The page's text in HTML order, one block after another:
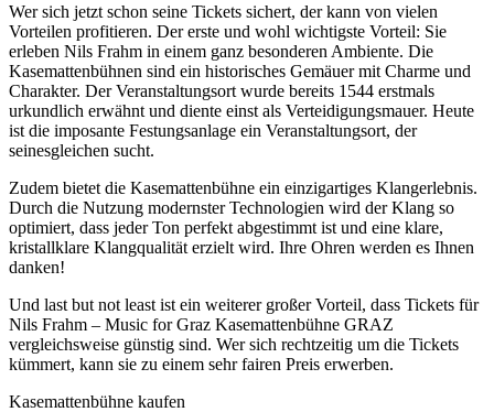
Wer sich jetzt schon seine Tickets sichert, der kann von vielen
Vorteilen profitieren. Der erste und wohl wichtigste Vorteil: Sie
erleben Nils Frahm in einem ganz besonderen Ambiente. Die
Kasemattenbühnen sind ein historisches Gemäuer mit Charme und
Charakter. Der Veranstaltungsort wurde bereits 1544 erstmals
urkundlich erwähnt und diente einst als Verteidigungsmauer. Heute
ist die imposante Festungsanlage ein Veranstaltungsort, der
seinesgleichen sucht.
Zudem bietet die Kasemattenbühne ein einzigartiges Klangerlebnis.
Durch die Nutzung modernster Technologien wird der Klang so
optimiert, dass jeder Ton perfekt abgestimmt ist und eine klare,
kristallklare Klangqualität erzielt wird. Ihre Ohren werden es Ihnen
danken!
Und last but not least ist ein weiterer großer Vorteil, dass Tickets für
Nils Frahm – Music for Graz Kasemattenbühne GRAZ
vergleichsweise günstig sind. Wer sich rechtzeitig um die Tickets
kümmert, kann sie zu einem sehr fairen Preis erwerben.
Kasemattenbühne kaufen